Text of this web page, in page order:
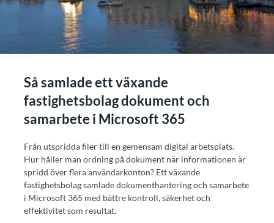
Så samlade ett växande
fastighetsbolag dokument och
samarbete i Microsoft 365
Från utspridda filer till en gemensam digital arbetsplats.
Hur håller man ordning på dokument när informationen är
spridd över flera användarkonton? Ett växande
fastighetsbolag samlade dokumenthantering och samarbete
i Microsoft 365 med bättre kontroll, säkerhet och
effektivitet som resultat.